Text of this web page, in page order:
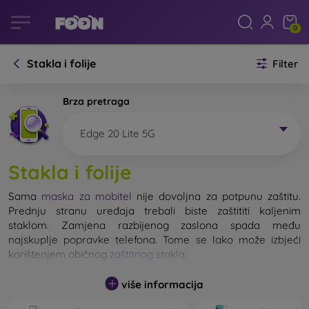
0
Stakla i folije Filter
Brza pretraga
Edge 20 Lite 5G
Stakla i folije
Sama maska za mobitel nije dovoljna za potpunu zaštitu.
Prednju stranu uređaja trebali biste zaštititi kaljenim
staklom. Zamjena razbijenog zaslona spada među
najskuplje popravke telefona. Tome se lako može izbjeći
korištenjem običnog zaštitnog stakla
Nerazbijivo staklo za mobitel ne postoji, ali u većini slučajeva
više informacija